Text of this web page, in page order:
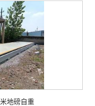
地磅自重